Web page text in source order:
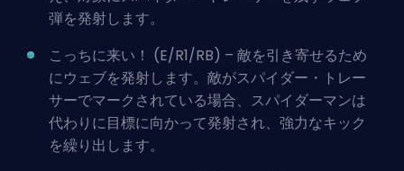
弾を発射します。
こっちに来い！ (E/R1/RB) – 敵を引き寄せるため
にウェブを発射します。敵がスパイダー・トレー
サーでマークされている場合、スパイダーマンは
代わりに目標に向かって発射され、強力なキック
を繰り出します。